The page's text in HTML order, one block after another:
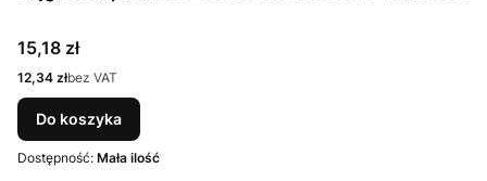
Cena
15,18 zł
Cena
12,34 złbez VAT
Do koszyka
Dostępność: Mała ilość